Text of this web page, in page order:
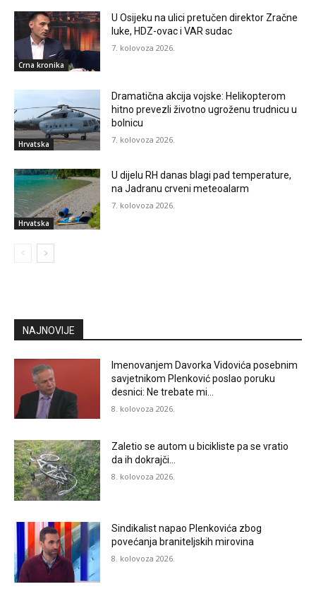
Crna kronika
U Osijeku na ulici pretučen direktor Zračne
luke, HDZ-ovac i VAR sudac
7. kolovoza 2026.
Hrvatska
Dramatična akcija vojske: Helikopterom
hitno prevezli životno ugroženu trudnicu u
bolnicu
7. kolovoza 2026.
Hrvatska
U dijelu RH danas blagi pad temperature,
na Jadranu crveni meteoalarm
7. kolovoza 2026.
NAJNOVIJE
Imenovanjem Davorka Vidovića posebnim
savjetnikom Plenković poslao poruku
desnici: Ne trebate mi…
8. kolovoza 2026.
Zaletio se autom u bicikliste pa se vratio
da ih dokrajči…
8. kolovoza 2026.
Sindikalist napao Plenkovića zbog
povećanja braniteljskih mirovina
8. kolovoza 2026.